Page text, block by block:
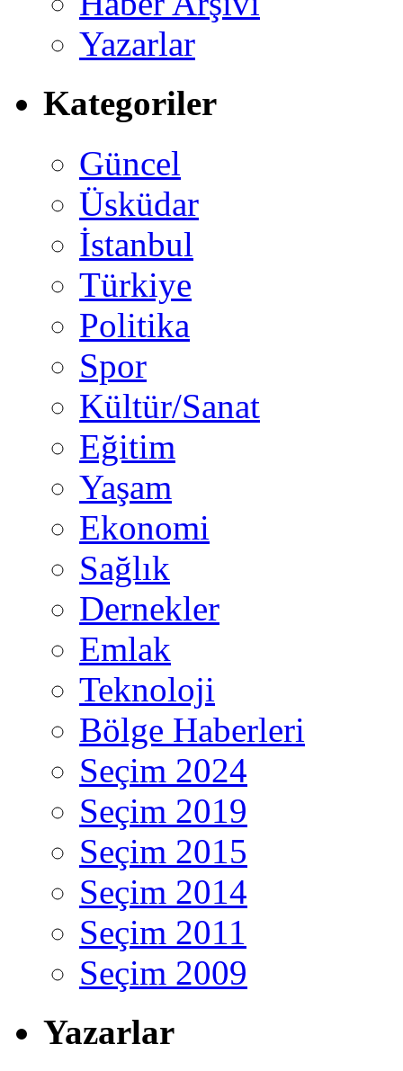
Yazarlar
Kategoriler
Güncel
Üsküdar
İstanbul
Türkiye
Politika
Spor
Kültür/Sanat
Eğitim
Yaşam
Ekonomi
Sağlık
Dernekler
Emlak
Teknoloji
Bölge Haberleri
Seçim 2024
Seçim 2019
Seçim 2015
Seçim 2014
Seçim 2011
Seçim 2009
Yazarlar